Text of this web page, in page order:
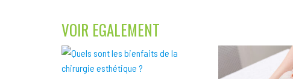
VOIR EGALEMENT